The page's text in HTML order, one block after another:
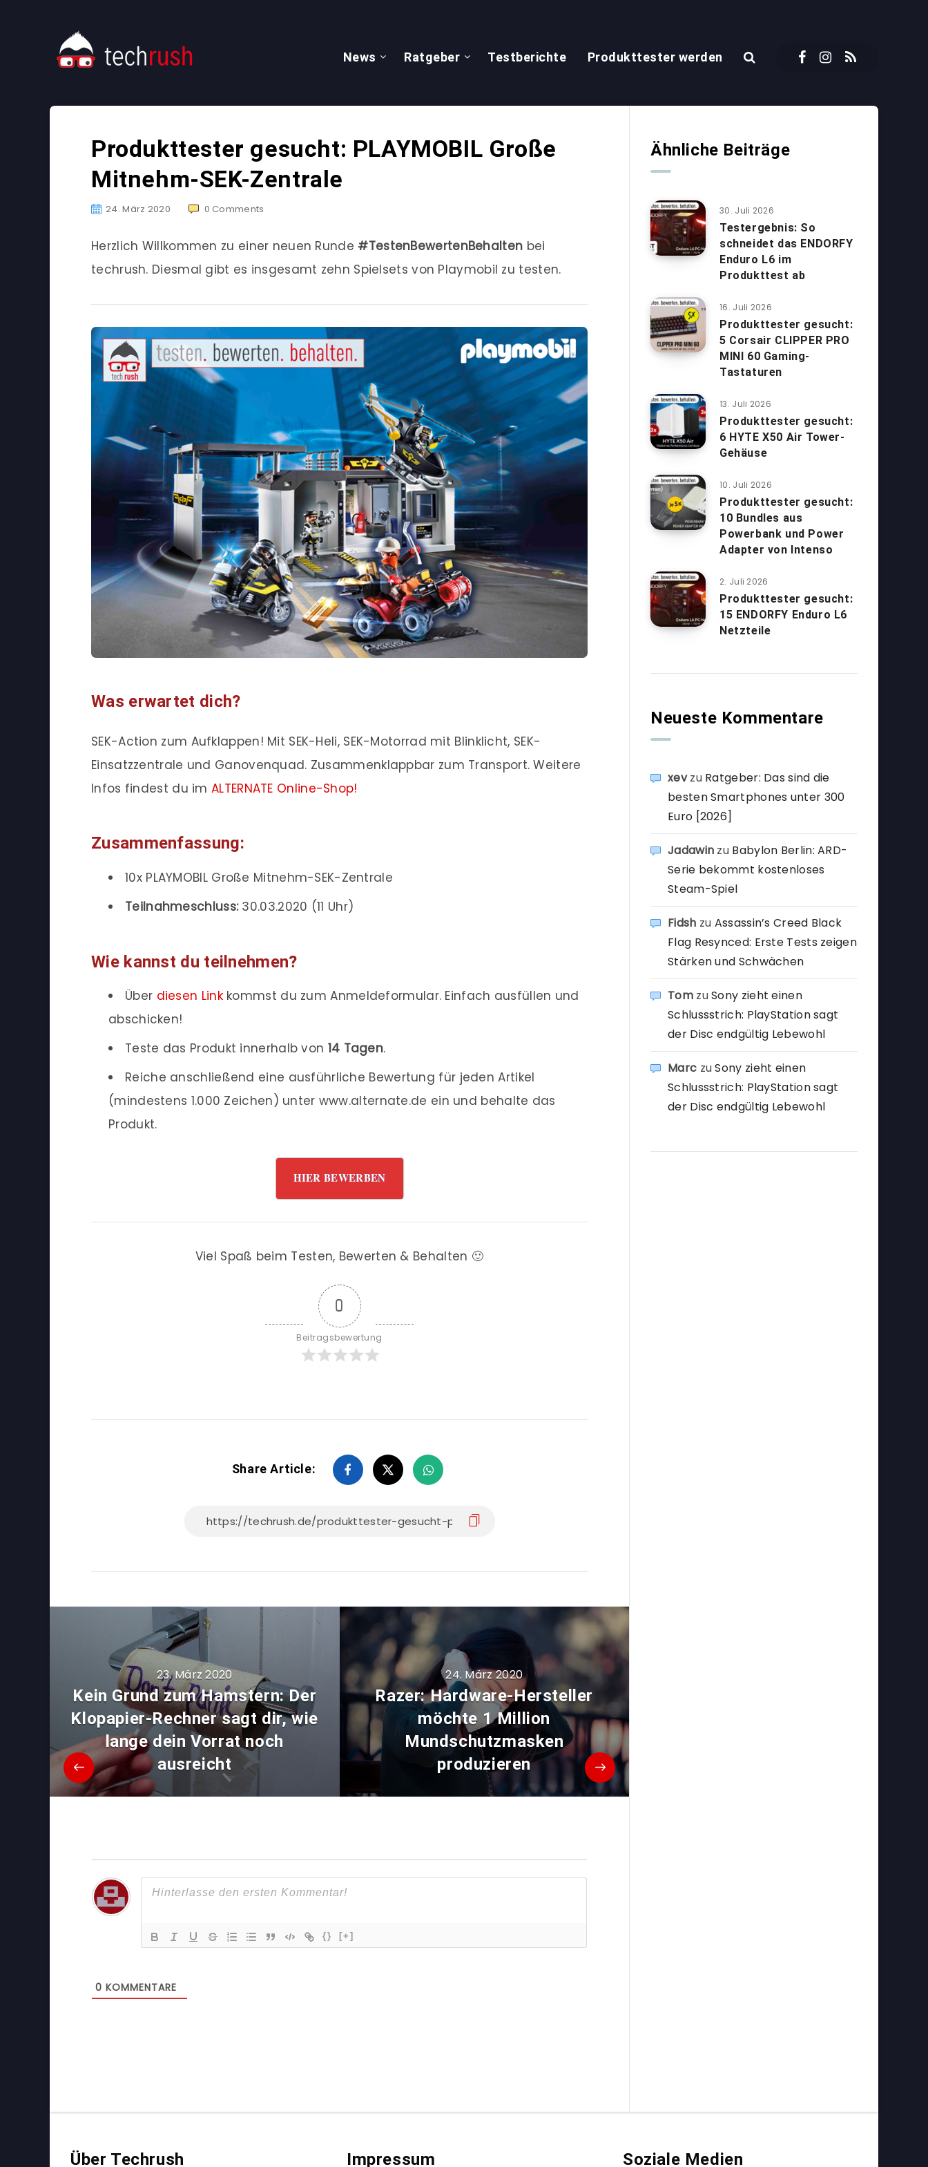
News Ratgeber Testberichte Produkttester werden
Produkttester gesucht: PLAYMOBIL Große
Mitnehm-SEK-Zentrale
24. März 2020 0 Comments
Herzlich Willkommen zu einer neuen Runde #TestenBewertenBehalten bei
techrush. Diesmal gibt es insgesamt zehn Spielsets von Playmobil zu testen.
Was erwartet dich?
SEK-Action zum Aufklappen! Mit SEK-Heli, SEK-Motorrad mit Blinklicht, SEK-
Einsatzzentrale und Ganovenquad. Zusammenklappbar zum Transport. Weitere
Infos findest du imALTERNATE Online-Shop!
Zusammenfassung:
10x PLAYMOBIL Große Mitnehm-SEK-Zentrale
Teilnahmeschluss:30.03.2020 (11 Uhr)
Wie kannst du teilnehmen?
Über diesen Linkkommst du zum Anmeldeformular. Einfach ausfüllen und
abschicken!
Teste das Produkt innerhalb von 14 Tagen.
Reiche anschließend eine ausführliche Bewertung für jeden Artikel
(mindestens 1.000 Zeichen) unter www.alternate.de ein und behalte das
Produkt.
HIER BEWERBEN
Viel Spaß beim Testen, Bewerten & Behalten 🙂
0
Beitragsbewertung
Share Article:
23. März 2020
Kein Grund zum Hamstern: Der
Klopapier-Rechner sagt dir, wie
lange dein Vorrat noch
ausreicht
24. März 2020
Razer: Hardware-Hersteller
möchte 1 Million
Mundschutzmasken
produzieren
{} [+]
0 KOMMENTARE
Ähnliche Beiträge
30. Juli 2026
Testergebnis: So
schneidet das ENDORFY
Enduro L6 im
Produkttest ab
16. Juli 2026
Produkttester gesucht:
5 Corsair CLIPPER PRO
MINI 60 Gaming-
Tastaturen
13. Juli 2026
Produkttester gesucht:
6 HYTE X50 Air Tower-
Gehäuse
10. Juli 2026
Produkttester gesucht:
10 Bundles aus
Powerbank und Power
Adapter von Intenso
2. Juli 2026
Produkttester gesucht:
15 ENDORFY Enduro L6
Netzteile
Neueste Kommentare
xevzu Ratgeber: Das sind die
besten Smartphones unter 300
Euro [2026]
Jadawin zu Babylon Berlin: ARD-
Serie bekommt kostenloses
Steam-Spiel
Fidsh zu Assassin’s Creed Black
Flag Resynced: Erste Tests zeigen
Stärken und Schwächen
TomzuSony zieht einen
Schlussstrich: PlayStation sagt
der Disc endgültig Lebewohl
Marc zuSony zieht einen
Schlussstrich: PlayStation sagt
der Disc endgültig Lebewohl
Über Techrush Impressum Soziale Medien